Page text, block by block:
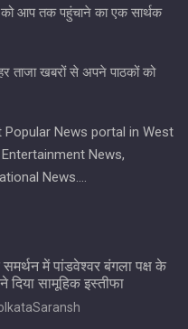
को आप तक पहुंचाने का एक सार्थक
ताजा खबरों से अपने पाठकों को
News portal in West
News,
News….
में पांडवेश्वर बंगला पक्ष के
दिया सामूहिक इस्तीफा